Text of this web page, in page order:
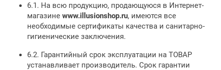
6.1. На всю продукцию, продающуюся в Интернет-
магазине www.illusionshop.ru, имеются все
необходимые сертификаты качества и санитарно-
гигиенические заключения.
6.2. Гарантийный срок эксплуатации на ТОВАР
устанавливает производитель. Срок гарантии